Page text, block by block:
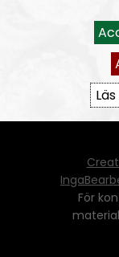
Du får
Om ni
går även
ett
För